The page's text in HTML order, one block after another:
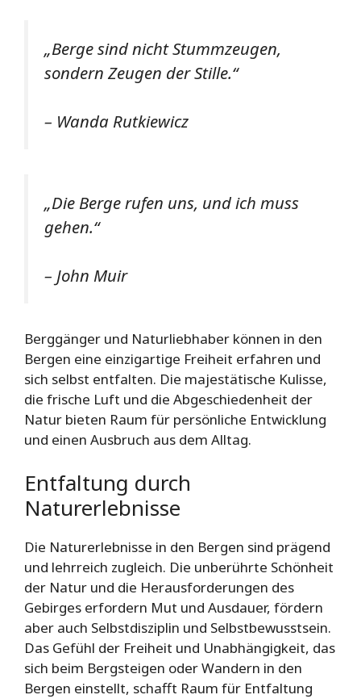
„Berge sind nicht Stummzeugen,
sondern Zeugen der Stille.“
– Wanda Rutkiewicz
„Die Berge rufen uns, und ich muss
gehen.“
– John Muir
Berggänger und Naturliebhaber können in den
Bergen eine einzigartige Freiheit erfahren und
sich selbst entfalten. Die majestätische Kulisse,
die frische Luft und die Abgeschiedenheit der
Natur bieten Raum für persönliche Entwicklung
und einen Ausbruch aus dem Alltag.
Entfaltung durch
Naturerlebnisse
Die Naturerlebnisse in den Bergen sind prägend
und lehrreich zugleich. Die unberührte Schönheit
der Natur und die Herausforderungen des
Gebirges erfordern Mut und Ausdauer, fördern
aber auch Selbstdisziplin und Selbstbewusstsein.
Das Gefühl der Freiheit und Unabhängigkeit, das
sich beim Bergsteigen oder Wandern in den
Bergen einstellt, schafft Raum für Entfaltung